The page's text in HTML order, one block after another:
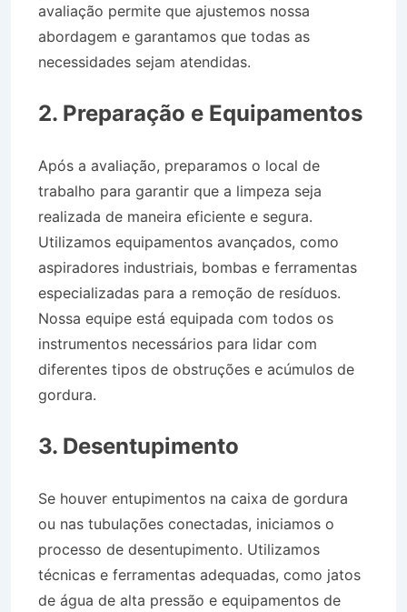
avaliação permite que ajustemos nossa
abordagem e garantamos que todas as
necessidades sejam atendidas.
2. Preparação e Equipamentos
Após a avaliação, preparamos o local de
trabalho para garantir que a limpeza seja
realizada de maneira eficiente e segura.
Utilizamos equipamentos avançados, como
aspiradores industriais, bombas e ferramentas
especializadas para a remoção de resíduos.
Nossa equipe está equipada com todos os
instrumentos necessários para lidar com
diferentes tipos de obstruções e acúmulos de
gordura.
3. Desentupimento
Se houver entupimentos na caixa de gordura
ou nas tubulações conectadas, iniciamos o
processo de desentupimento. Utilizamos
técnicas e ferramentas adequadas, como jatos
de água de alta pressão e equipamentos de